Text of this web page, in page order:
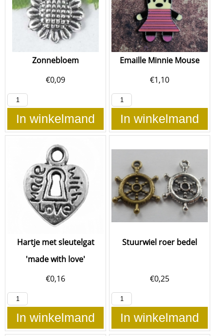
Zonnebloem
€0,09
In winkelmand
Emaille Minnie Mouse
€1,10
In winkelmand
Hartje met sleutelgat
'made with love'
€0,16
In winkelmand
Stuurwiel roer bedel
€0,25
In winkelmand